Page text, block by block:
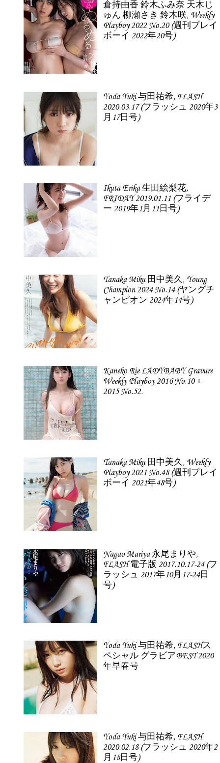
倉持由香 鈴木ふみ奈 天木じ
ゅん 柳瀬さき 鈴木咲, Weekly
Playboy 2022 No.20 (週刊プレイ
ボーイ 2022年20号)
Yoda Yuki 与田祐希, FLASH
2020.03.17 (フラッシュ 2020年3
月17日号)
Ikuta Erika 生田絵梨花,
FRIDAY 2019.01.11 (フライデ
ー 2019年1月11日号)
Tanaka Miku 田中美久, Young
Champion 2024 No.14 (ヤングチ
ャンピオン 2024年14号)
Kaneko Rie LADYBABY Gravure
Weekly Playboy 2016 No.10 +
2015 No.52.
Tanaka Miku 田中美久, Weekly
Playboy 2021 No.48 (週刊プレイ
ボーイ 2021年48号)
Nagao Mariya 永尾まりや,
FLASH 電子版 2017.10.17-24 (フ
ラッシュ 2017年10月17-24日
号)
Yoda Yuki 与田祐希, FLASHス
ペシャル グラビアBEST 2020
年早春号
Yoda Yuki 与田祐希, FLASH
2020.02.18 (フラッシュ 2020年2
月18日号)